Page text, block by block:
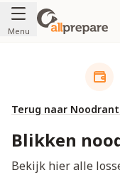
Ga naar de inhoud
Menu
Terug naar
Blikken
Bekijk hier alle